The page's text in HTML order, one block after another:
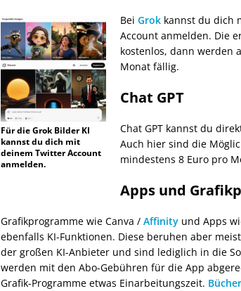
Für die Grok Bilder KI
kannst du dich mit
deinem Twitter Account
anmelden.
Bei Grok kannst du dich
Account anmelden. Die
kostenlos, dann werden
Monat fällig.
Chat GPT
Chat GPT kannst du
Auch hier sind die
mindestens 8 Euro pro
Apps und
Grafikprogramme wie Canva / Affinity und Apps
ebenfalls KI-Funktionen. Diese beruhen aber
der großen KI-Anbieter und sind lediglich in die
werden mit den Abo-Gebühren für die App
Grafik-Programme etwas Einarbeitungszeit. Bücher